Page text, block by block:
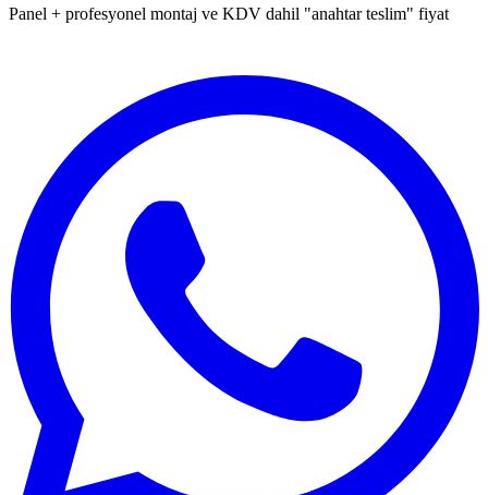
Panel + profesyonel montaj ve KDV dahil "anahtar teslim" fiyat